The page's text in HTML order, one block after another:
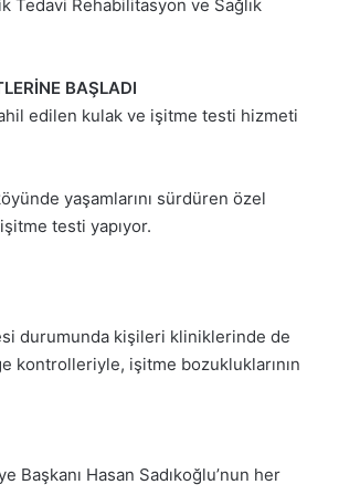
Tedavi Rehabilitasyon ve Sağlık
BAŞLADI
edilen kulak ve işitme testi hizmeti
yaşamlarını sürdüren özel
testi yapıyor.
durumunda kişileri kliniklerinde de
kontrolleriyle, işitme bozukluklarının
Başkanı Hasan Sadıkoğlu’nun her
2025, Gıynık
2025,
28